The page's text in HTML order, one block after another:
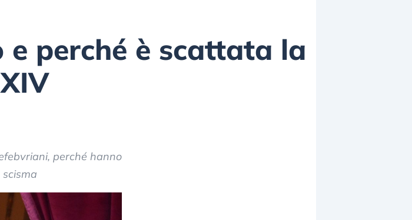
e perché è scattata la
perché hanno